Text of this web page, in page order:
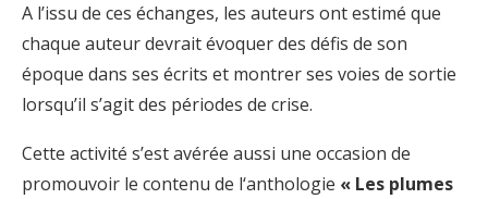
A l’issu de ces échanges, les auteurs ont estimé que
chaque auteur devrait évoquer des défis de son
époque dans ses écrits et montrer ses voies de sortie
lorsqu’il s’agit des périodes de crise.
Cette activité s’est avérée aussi une occasion de
promouvoir le contenu de l‘anthologie « Les plumes